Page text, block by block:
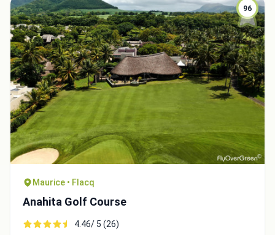
96
Maurice • Flacq
Anahita Golf Course
4.46/ 5 (26)